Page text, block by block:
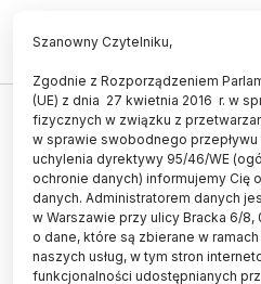
PRAWO
Sejm/ Projekt
Wojskowej
skierowany
15.05.2026
aktualizacja:
3 minuty czytania
Szanowny Czytelniku,
Zgodnie z Rozporządzeniem
(UE) z dnia 27 kwietnia 2016 r. w
fizycznych w związku z
w sprawie swobodnego przepływu
uchylenia dyrektywy 95/46/WE
ochronie danych) informujemy Cię
danych. Administratorem danych
w Warszawie przy ulicy Bracka 6/8,
o dane, które są zbierane w
naszych usług, w tym stron
funkcjonalności udostępnianych